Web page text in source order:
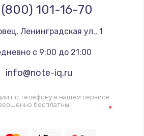
(800) 101-16-70
, Ленинградская ул., 1
с 9:00 до 21:00
info@note-iq.ru
по телефону в нашем сервисе
бесплатны